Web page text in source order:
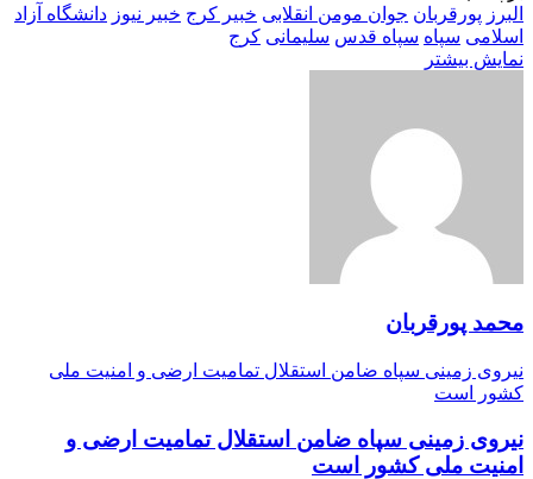
البرز پورقربان جوان مومن انقلابی خبیر کرج خبیر نیوز دانشگاه آزاد
اسلامی سپاه سپاه قدس سلیمانی کرج
نمایش بیشتر
محمد پورقربان
نیروی زمینی سپاه ضامن استقلال تمامیت ارضی و امنیت ملی
کشور است
نیروی زمینی سپاه ضامن استقلال تمامیت ارضی و
امنیت ملی کشور است